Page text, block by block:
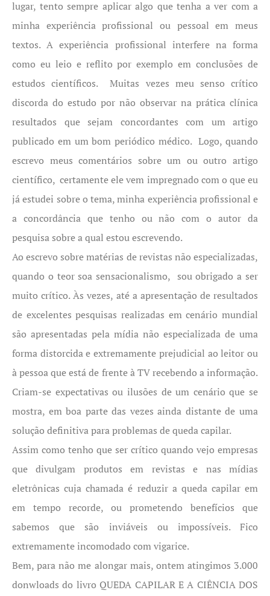
lugar, tento sempre aplicar algo que tenha a ver com a
minha experiência profissional ou pessoal em meus
textos. A experiência profissional interfere na forma
como eu leio e reflito por exemplo em conclusões de
estudos científicos. Muitas vezes meu senso crítico
discorda do estudo por não observar na prática clínica
resultados que sejam concordantes com um artigo
publicado em um bom periódico médico. Logo, quando
escrevo meus comentários sobre um ou outro artigo
científico, certamente ele vem impregnado com o que eu
já estudei sobre o tema, minha experiência profissional e
a concordância que tenho ou não com o autor da
pesquisa sobre a qual estou escrevendo.
Ao escrevo sobre matérias de revistas não especializadas,
quando o teor soa sensacionalismo, sou obrigado a ser
muito crítico. Às vezes, até a apresentação de resultados
de excelentes pesquisas realizadas em cenário mundial
são apresentadas pela mídia não especializada de uma
forma distorcida e extremamente prejudicial ao leitor ou
à pessoa que está de frente à TV recebendo a informação.
Criam-se expectativas ou ilusões de um cenário que se
mostra, em boa parte das vezes ainda distante de uma
solução definitiva para problemas de queda capilar.
Assim como tenho que ser crítico quando vejo empresas
que divulgam produtos em revistas e nas mídias
eletrônicas cuja chamada é reduzir a queda capilar em
em tempo recorde, ou prometendo benefícios que
sabemos que são inviáveis ou impossíveis. Fico
extremamente incomodado com vigarice.
Bem, para não me alongar mais, ontem atingimos 3.000
donwloads do livro QUEDA CAPILAR E A CIÊNCIA DOS